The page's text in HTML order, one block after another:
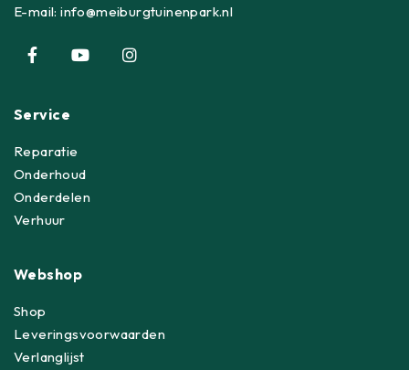
E-mail:info@meiburgtuinenpark.nl
Service
Reparatie
Onderhoud
Onderdelen
Verhuur
Webshop
Shop
Leveringsvoorwaarden
Verlanglijst